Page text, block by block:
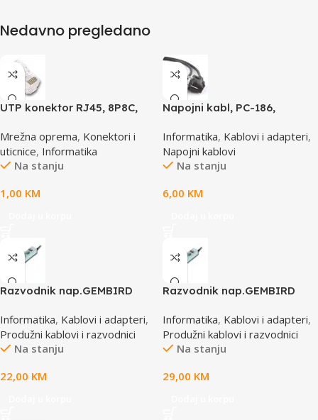
Nedavno pregledano
UTP konektor RJ45, 8P8C,
Mrežna oprema, Konektori i
uticnice, Informatika
Na stanju
1,00 KM
Napojni kabl, PC-186,
Informatika, Kablovi i adapteri,
Napojni kablovi
Na stanju
6,00 KM
Razvodnik nap.GEMBIRD
prekidač, 1,8M, osigurač,
prenaponska zaštita
Informatika, Kablovi i adapteri,
Produžni kablovi i razvodnici
Na stanju
22,00 KM
Razvodnik nap.GEMBIRD
prekidac, 4,5m, osigurač,
prenaponska zaštita
Informatika, Kablovi i adapteri,
Produžni kablovi i razvodnici
Na stanju
29,00 KM